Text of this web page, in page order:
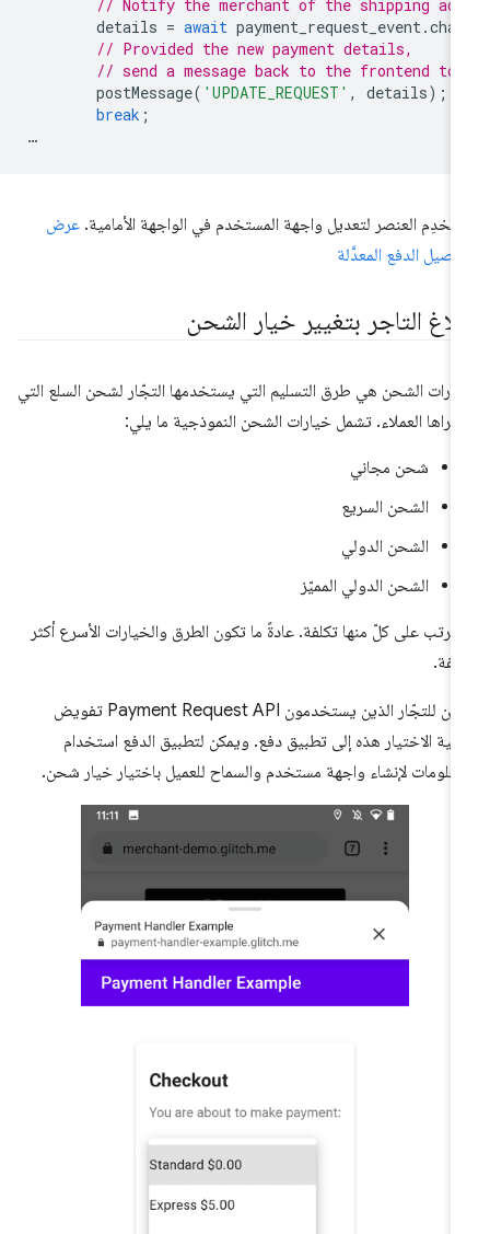
// Notify the merchant of the shipping
details
= await payment_request_event.
// Provided the new payment details,
// send a message back to the frontend to
postMessage('UPDATE_REQUEST', details
break
العنصر لتعديل واجهة المستخدم في الواجهة الأمامية.عرض
الدفع المعدَّلة
التاجر بتغيير خيار الشحن
الشحن هي طرق التسليم التي يستخدمها التجّار لشحن السلع التي
العملاء. تشمل خيارات الشحن النموذجية ما يلي:
شحن مجاني
الشحن السريع
الشحن الدولي
الشحن الدولي المميّز
على كلّ منها تكلفة. عادةً ما تكون الطرق والخيارات الأسرع أكثر
يمكن للتجّار الذين يستخدمون Payment Request API تفويض
الاختيار هذه إلى تطبيق دفع. ويمكن لتطبيق الدفع استخدام
لإنشاء واجهة مستخدم والسماح للعميل باختيار خيار شحن.